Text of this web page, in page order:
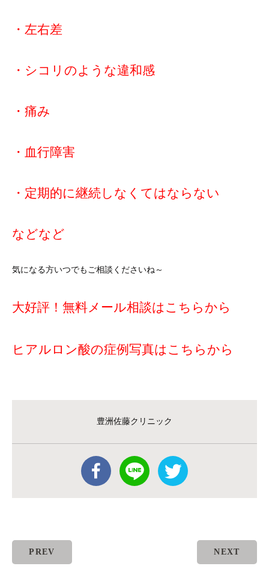
・左右差
・シコリのような違和感
・痛み
・血行障害
・定期的に継続しなくてはならない
などなど
気になる方いつでもご相談くださいね～
大好評！無料メール相談はこちらから
ヒアルロン酸の症例写真はこちらから
豊洲佐藤クリニック
PREV NEXT